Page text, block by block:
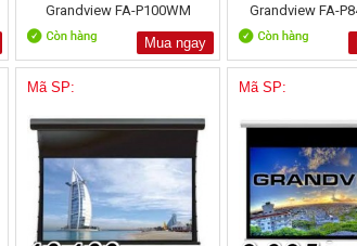
Grandview FA-P100WM
Mua ngay
Grandview FA-
Mã SP: Mã SP: